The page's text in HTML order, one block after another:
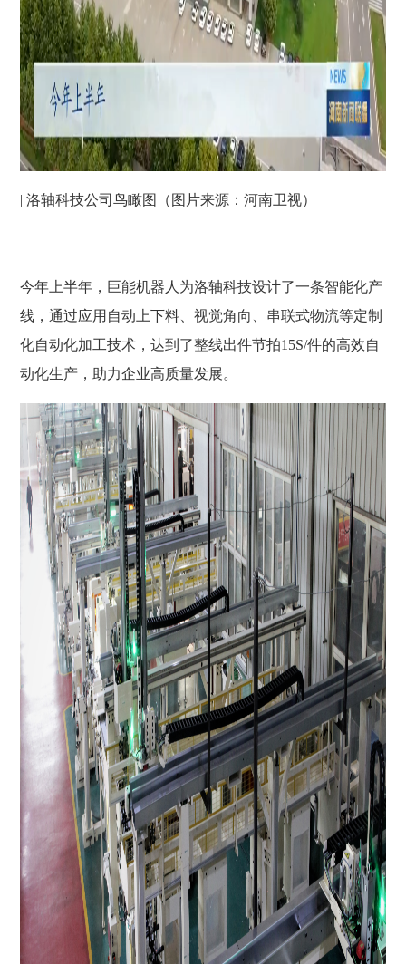
| 洛轴科技公司鸟瞰图（图片来源：河南卫视）
今年上半年，巨能机器人为洛轴科技设计了一条智能化产
线，通过应用自动上下料、视觉角向、串联式物流等定制
化自动化加工技术，达到了整线出件节拍15S/件的高效自
动化生产，助力企业高质量发展。